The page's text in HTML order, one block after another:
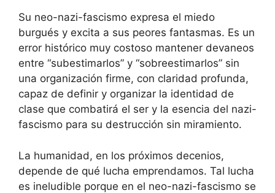
Su neo-nazi-fascismo expresa el miedo
burgués y excita a sus peores fantasmas. Es un
error histórico muy costoso mantener devaneos
entre “subestimarlos” y “sobreestimarlos” sin
una organización firme, con claridad profunda,
capaz de definir y organizar la identidad de
clase que combatirá el ser y la esencia del nazi-
fascismo para su destrucción sin miramiento.
La humanidad, en los próximos decenios,
depende de qué lucha emprendamos. Tal lucha
es ineludible porque en el neo-nazi-fascismo se